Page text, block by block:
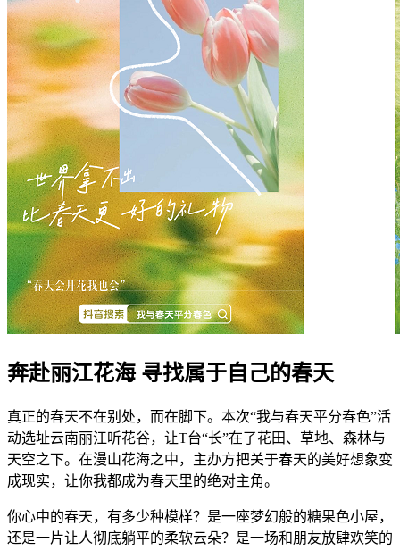
奔赴丽江花海 寻找属于自己的春天
真正的春天不在别处，而在脚下。本次“我与春天平分春色”活
动选址云南丽江听花谷，让T台“长”在了花田、草地、森林与
天空之下。在漫山花海之中，主办方把关于春天的美好想象变
成现实，让你我都成为春天里的绝对主角。
你心中的春天，有多少种模样？是一座梦幻般的糖果色小屋，
还是一片让人彻底躺平的柔软云朵？是一场和朋友放肆欢笑的